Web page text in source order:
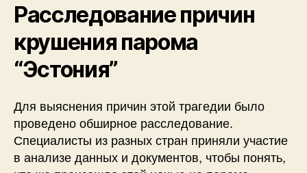
Расследование причин
крушения парома
“Эстония”
Для выяснения причин этой трагедии было
проведено обширное расследование.
Специалисты из разных стран приняли участие
в анализе данных и документов, чтобы понять,